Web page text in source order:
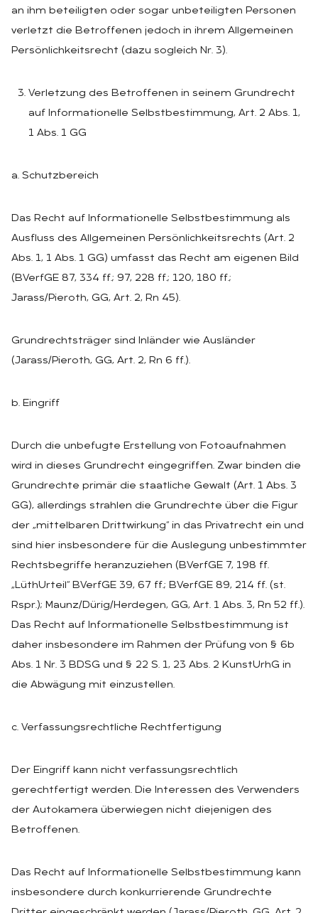
an ihm beteiligten oder sogar unbeteiligten Personen
verletzt die Betroffenen jedoch in ihrem Allgemeinen
Persönlichkeitsrecht (dazu sogleich Nr. 3).
Verletzung des Betroffenen in seinem Grundrecht
auf Informationelle Selbstbestimmung, Art. 2 Abs. 1,
1 Abs. 1 GG
a. Schutzbereich
Das Recht auf Informationelle Selbstbestimmung als
Ausfluss des Allgemeinen Persönlichkeitsrechts (Art. 2
Abs. 1, 1 Abs. 1 GG) umfasst das Recht am eigenen Bild
(BVerfGE 87, 334 ff.; 97, 228 ff.; 120, 180 ff.;
Jarass/Pieroth, GG, Art. 2, Rn 45).
Grundrechtsträger sind Inländer wie Ausländer
(Jarass/Pieroth, GG, Art. 2, Rn 6 ff.).
b. Eingriff
Durch die unbefugte Erstellung von Fotoaufnahmen
wird in dieses Grundrecht eingegriffen. Zwar binden die
Grundrechte primär die staatliche Gewalt (Art. 1 Abs. 3
GG), allerdings strahlen die Grundrechte über die Figur
der „mittelbaren Drittwirkung“ in das Privatrecht ein und
sind hier insbesondere für die Auslegung unbestimmter
Rechtsbegriffe heranzuziehen (BVerfGE 7, 198 ff.
„LüthUrteil“ BVerfGE 39, 67 ff.; BVerfGE 89, 214 ff. (st.
Rspr.); Maunz/Dürig/Herdegen, GG, Art. 1 Abs. 3, Rn 52 ff.).
Das Recht auf Informationelle Selbstbestimmung ist
daher insbesondere im Rahmen der Prüfung von § 6b
Abs. 1 Nr. 3 BDSG und § 22 S. 1, 23 Abs. 2 KunstUrhG in
die Abwägung mit einzustellen.
c. Verfassungsrechtliche Rechtfertigung
Der Eingriff kann nicht verfassungsrechtlich
gerechtfertigt werden. Die Interessen des Verwenders
der Autokamera überwiegen nicht diejenigen des
Betroffenen.
Das Recht auf Informationelle Selbstbestimmung kann
insbesondere durch konkurrierende Grundrechte